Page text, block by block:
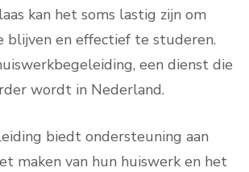
kan het soms lastig zijn om
blijven en effectief te studeren.
een dienst die
wordt in Nederland.
biedt ondersteuning aan
maken van hun huiswerk en het